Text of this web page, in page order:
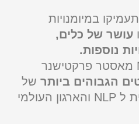
במיומנויות
עושר של כלים,
נוספות.
תהנו מקורס NLP מאסטר פרקטישנר
הגבוהים ביותר של
הלשכה הישראלית ל NLP והארגון העולמי